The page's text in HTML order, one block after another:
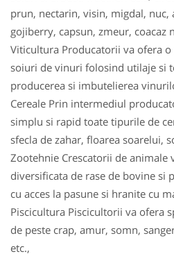
prun, nectarin, visin, migdal, nuc,
gojiberry, capsun, zmeur, coacaz
Viticultura Producatorii va ofera
soiuri de vinuri folosind utilaje si
producerea si imbutelierea
Cereale Prin intermediul
simplu si rapid toate tipurile de
sfecla de zahar, floarea soarelui,
Zootehnie Crescatorii de animale
diversificata de rase de bovine si
cu acces la pasune si hranite cu
Piscicultura Piscicultorii va ofera
de peste crap, amur, somn,
etc.,